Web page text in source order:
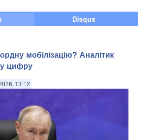
Disqus
мобілізацію? Аналітик
цифру
13:12